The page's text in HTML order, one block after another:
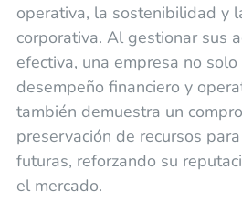
operativa, la sostenibilidad y
corporativa. Al gestionar sus
efectiva, una empresa no solo
desempeño financiero y
también demuestra un
preservación de recursos
futuras, reforzando su
el mercado.